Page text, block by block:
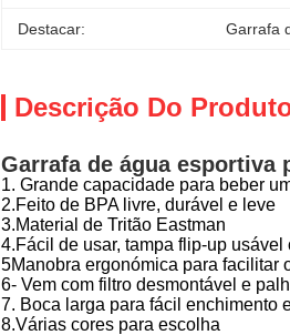
Destacar: Garrafa
Descrição Do
Garrafa de água esportiva
1. Grande capacidade para beber
2.Feito de BPA livre, durável e leve
3.Material de Tritão Eastman
4.Fácil de usar, tampa flip-up usável
5Manobra ergonómica para facilitar
6- Vem com filtro desmontável e
7. Boca larga para fácil enchimento
8.Várias cores para escolha